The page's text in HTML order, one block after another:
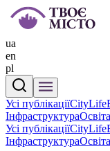
ua
en
pl
Усі публікаціїCityLife
ІнфраструктураОсвіта
Усі публікаціїCityLife
ІнфраструктураОсвіта